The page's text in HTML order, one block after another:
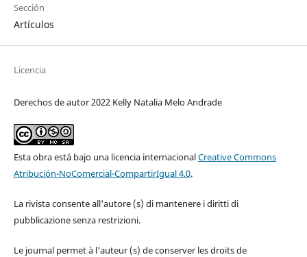
Sección
Artículos
Licencia
Derechos de autor 2022 Kelly Natalia Melo Andrade
Esta obra está bajo una licencia internacionalCreative Commons
Atribución-NoComercial-CompartirIgual 4.0.
La rivista consente all'autore (s) di mantenere i diritti di
pubblicazione senza restrizioni.
Le journal permet à l'auteur (s) de conserver les droits de